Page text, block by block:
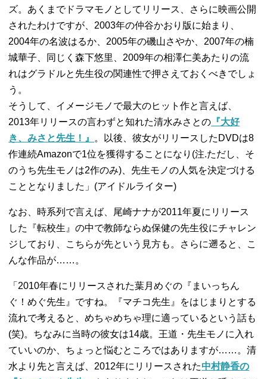
ズ。あくまでドラマモノとしてリリース、さらに映画公開
されたわけですが、2003年の仲谷かおり版に始まり、
2004年の名波はるか、2005年の磯山さやか、2007年の楠
城華子、同じく森下悠里、2009年の相澤仁美あたりの流
れはグラドルと先生役の関連性で押さえておくべきでしょ
う。
そうして、イメージモノで最大のヒット作と言えば、
2013年リリースの言わずと知れた清水みさとの 『大好
き、みさと先生！』
。以後、彼女がリリースしたDVDは8
作連続Amazonで1位を獲得することになり(注.ただし、そ
のうち先生モノは2作のみ)、先生モノの人気を決定づける
こととなりました」(アイドルライター)
なお、時系列で言えば、尾崎ナナが2011年夏にリリース
した『転校生』の中で教師ならぬ保健の先生役にチャレン
ジしており、こちらが先という見方も。さらに遡ると、こ
んな作品が……。
「2010年春にリリースされた葉月めぐの『まいっちん
ぐ！めぐ先生』ですね。『マチコ先生』をはじまりとする
流れで考えると、めちゃめちゃ理に適っているという話も
(笑)。ちなみに当時の彼女は14歳。王道・先生モノに入れ
ていいのか、ちょっと悩むところではありますが……。清
水より先と言えば、2012年にリリースされた中村静香の